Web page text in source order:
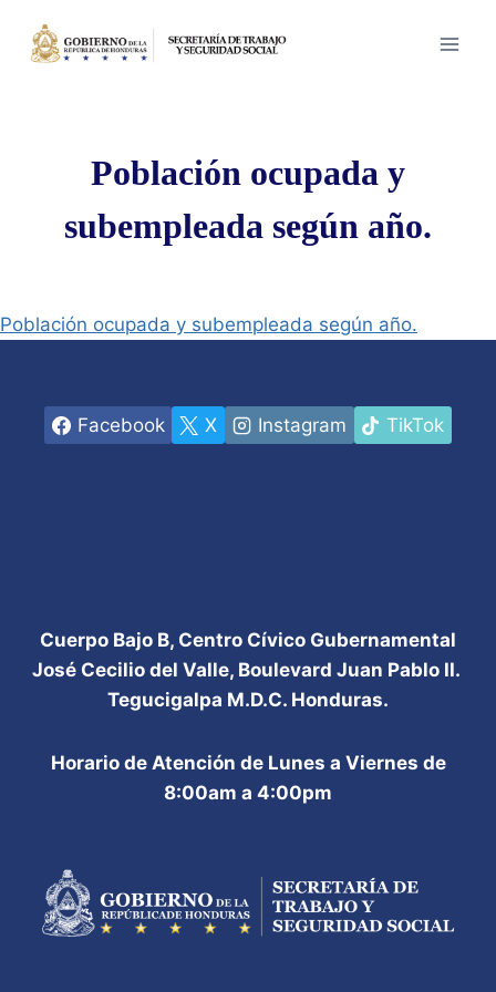
Población ocupada y
subempleada según año.
Población ocupada y subempleada según año.
Facebook X Instagram TikTok
Cuerpo Bajo B, Centro Cívico Gubernamental
José Cecilio del Valle, Boulevard Juan Pablo II.
Tegucigalpa M.D.C. Honduras.
Horario de Atención de Lunes a Viernes de
8:00am a 4:00pm